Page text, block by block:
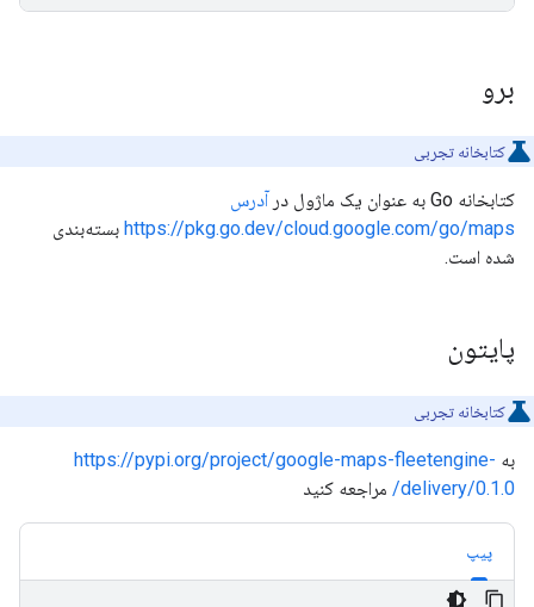
برو
کتابخانه تجربی
کتابخانه Go به عنوان یک ماژول در
آدرس
https://pkg.go.dev/cloud.google.com/go/maps بسته‌بندی
شده است.
پایتون
کتابخانه تجربی
به https://pypi.org/project/google-maps-fleetengine-
delivery/0.1.0/
مراجعه کنید
پیپ